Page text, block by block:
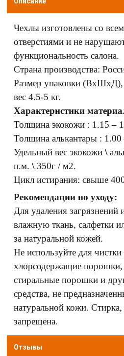
Чехлы изготовлены со
отверстиями и не
функциональность салона.
Страна производства:
Размер упаковки
вес 4.5-5 кг.
Характеристики
Толщина экокожи : 1.15 –
Толщина алькантары :
Удельный вес экокожи\
п.м.\350г / м2.
Цикл истирания: свыше
Рекомендации по уходу:
Для удаления загрязнений
влажную ткань, салфетки
за натуральной кожей.
Не используйте для чистки
хлорсодержащие порошки,
стиральные порошки и
средства, не
натуральной кожи.
запрещена.
Отзывы